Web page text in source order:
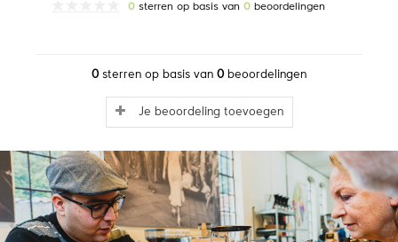
0sterren op basis van 0beoordelingen
0sterren op basis van 0beoordelingen
Je beoordeling toevoegen